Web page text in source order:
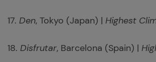
17. Den, Tokyo (Japan) | Highest
18. Disfrutar, Barcelona (Spain) |